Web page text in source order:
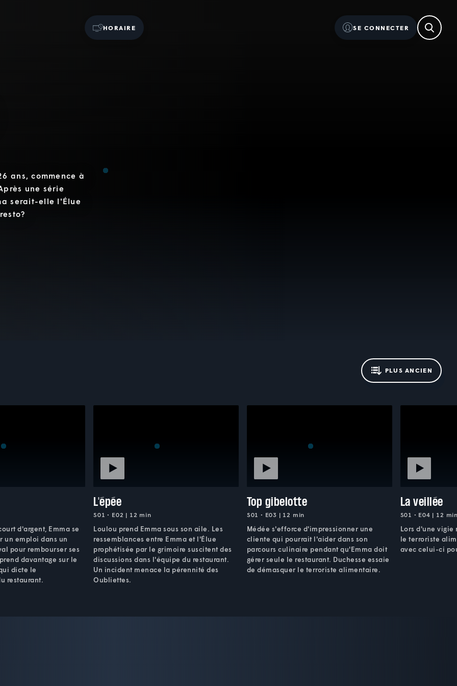
HORAIRE SE CONNECTER
ans, commence à
une série
serait-elle l'Élue
PLUS ANCIEN
d'argent, Emma se
un emploi dans un
pour rembourser ses
davantage sur le
dicte le
restaurant.
L'épée
S01 • E02 | 12 min
Loulou prend Emma sous son aile. Les
ressemblances entre Emma et l'Élue
prophétisée par le grimoire suscitent des
discussions dans l'équipe du restaurant.
Un incident menace la pérennité des
Oubliettes.
Top gibelotte
S01 • E03 | 12 min
Médée s'efforce d'impressionner une
cliente qui pourrait l'aider dans son
parcours culinaire pendant qu'Emma doit
gérer seule le restaurant. Duchesse essaie
de démasquer le terroriste alimentaire.
La veillée
S01 • E04 | 12
Lors d'une vigie
le terroriste
avec celui-ci